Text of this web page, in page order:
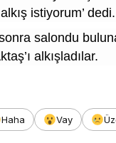
istiyorum’ dedi.
salondu
alkışladılar.
Haha Vay